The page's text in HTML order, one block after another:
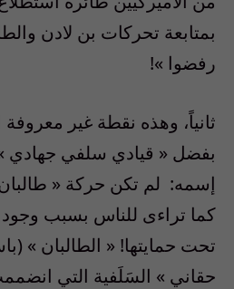
بمتابعة تحركات بن لادن
رفضوا »!
ثانياً، وهذه نقطة غير
بفضل « قيادي سلفي جهادي
إسمه: لم تكن حركة «
كما تراءى للناس بسبب
تحت حمايتها! « الطالبان » (
حقاني » السَلَفية التي